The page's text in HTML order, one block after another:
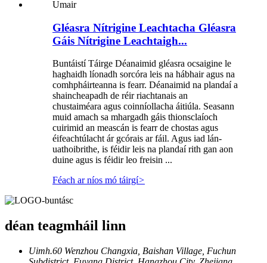
Gléasra Nítrigine Leachtacha Gléasra
Gáis Nítrigine Leachtaigh...
Buntáistí Táirge Déanaimid gléasra ocsaigine le
haghaidh líonadh sorcóra leis na hábhair agus na
comhpháirteanna is fearr. Déanaimid na plandaí a
shaincheapadh de réir riachtanais an
chustaiméara agus coinníollacha áitiúla. Seasann
muid amach sa mhargadh gáis thionsclaíoch
cuirimid an meascán is fearr de chostas agus
éifeachtúlacht ár gcórais ar fáil. Agus iad lán-
uathoibrithe, is féidir leis na plandaí rith gan aon
duine agus is féidir leo freisin ...
Féach ar níos mó táirgí>
déan teagmháil linn
Uimh.60 Wenzhou Changxia, Baishan Village, Fuchun